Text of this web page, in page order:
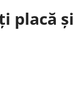
placă